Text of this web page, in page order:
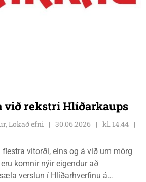
við rekstri Hlíðarkaups
Lokað efni 30.06.2026
kl. 14.44
flestra vitorði, eins og á við um mörg
komnir nýir eigendur að
verslun í Hlíðarhverfinu á